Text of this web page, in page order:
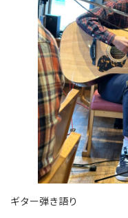
ギター弾き語り